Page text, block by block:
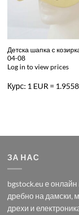
Детска шапка с
04-08
Log in to view prices
Курс: 1 EUR =
ЗА НАС
bgstock.eu е
дребно на дамски,
дрехи и